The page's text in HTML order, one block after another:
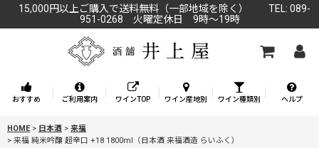
15,000円以上ご購入で送料無料（一部地域を除く） TEL: 089-
951-0268 火曜定休日 9時～19時
おすすめ ご利用案内 ワインTOP ワイン産地別 ワイン種類別 ヘルプ
HOME > 日本酒 > 来福
> 来福 純米吟醸 超辛口 +18 1800ml（日本酒 来福酒造 らいふく）